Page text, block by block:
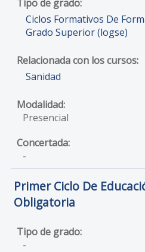
Ciclos Formativos De
Grado Superior (logse)
Sanidad
Presencial
-
Primer Ciclo De
Obligatoria
-